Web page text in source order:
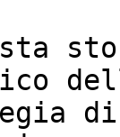
di